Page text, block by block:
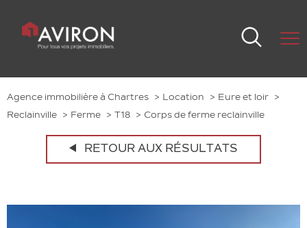
Agence immobilière à Chartres Location
Eure et loir
Reclainville
Ferme T18 Corps de ferme reclainville
RETOUR AUX RÉSULTATS